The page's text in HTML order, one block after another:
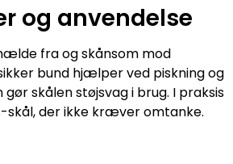
og anvendelse
fra og skånsom mod
bund hjælper ved piskning og
skålen støjsvag i brug. I praksis
skål, der ikke kræver omtanke.